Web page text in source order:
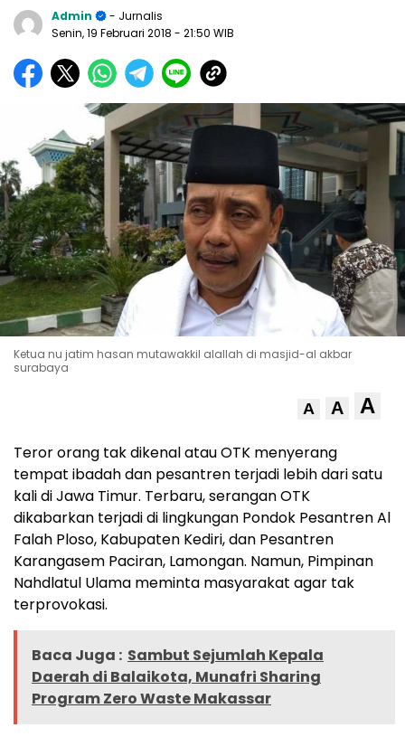
Admin
- Jurnalis
Senin, 19 Februari 2018 - 21:50 WIB
Ketua nu jatim hasan mutawakkil alallah di masjid-al akbar
surabaya
A A A
Teror orang tak dikenal atau OTK menyerang
tempat ibadah dan pesantren terjadi lebih dari satu
kali di Jawa Timur. Terbaru, serangan OTK
dikabarkan terjadi di lingkungan Pondok Pesantren Al
Falah Ploso, Kabupaten Kediri, dan Pesantren
Karangasem Paciran, Lamongan. Namun, Pimpinan
Nahdlatul Ulama meminta masyarakat agar tak
terprovokasi.
Baca Juga : Sambut Sejumlah Kepala
Daerah di Balaikota, Munafri Sharing
Program Zero Waste Makassar